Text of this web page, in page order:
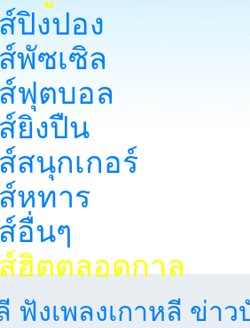
ปิงปอง
พัซเซิล
ฟุตบอล
ยิงปืน
สนุกเกอร์
หทาร
อื่นๆ
ฮิตตลอดกาล
ฟังเพลงเกาหลี ข่าว